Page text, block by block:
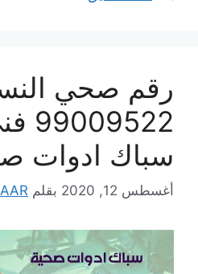
رقم صحي
سباك ادوات
أغسطس 12, 2020 بقلم